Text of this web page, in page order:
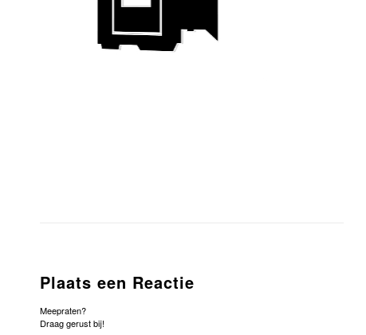
Plaats een Reactie
Meepraten?
Draag gerust bij!